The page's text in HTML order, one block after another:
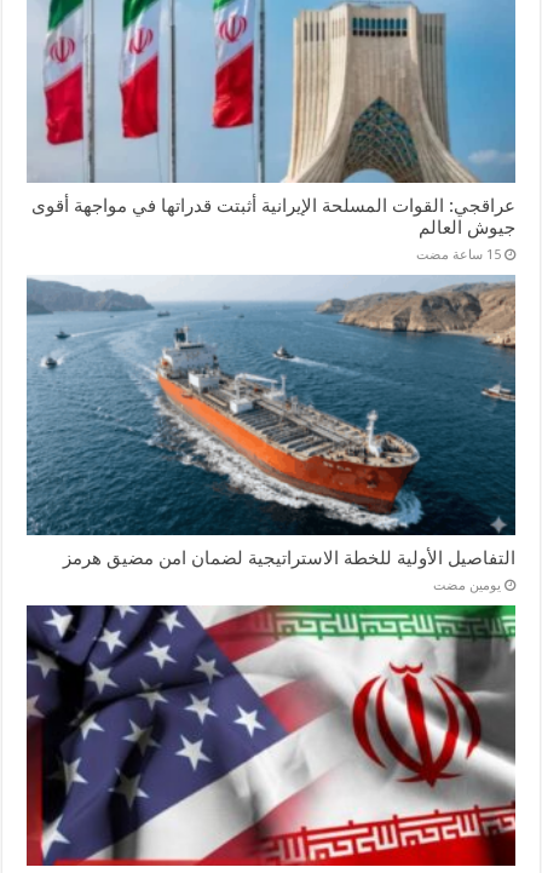
عراقجي: القوات المسلحة الإيرانية أثبتت قدراتها في مواجهة أقوى
جيوش العالم
‏15 ساعة مضت
التفاصيل الأولية للخطة الاستراتيجية لضمان امن مضيق هرمز
‏يومين مضت